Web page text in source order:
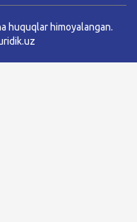
huquqlar himoyalangan.